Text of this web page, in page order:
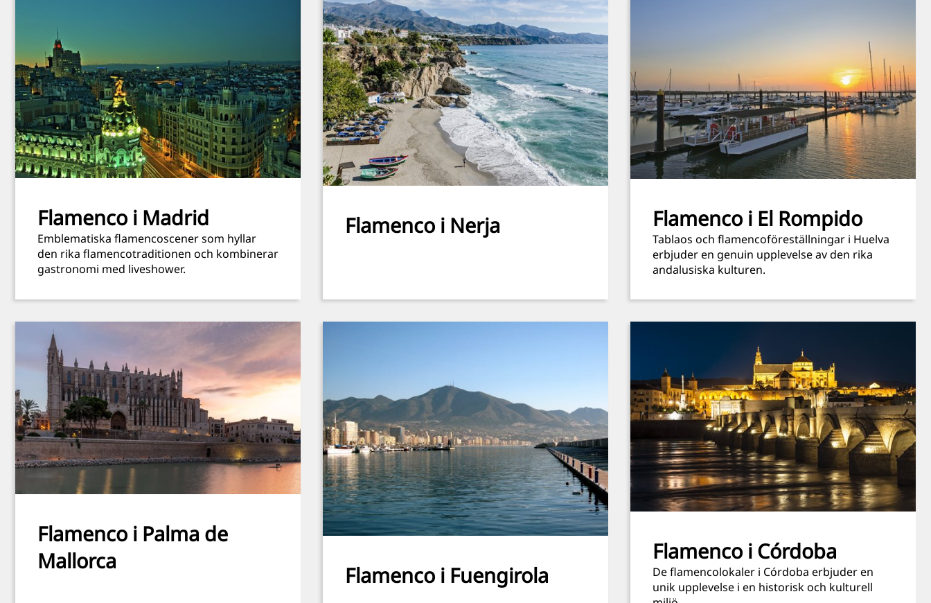
Flamenco i Madrid
Emblematiska flamencoscener som hyllar
den rika flamencotraditionen och kombinerar
gastronomi med liveshower.
Flamenco i Nerja Flamenco i El Rompido
Tablaos och flamencoföreställningar i Huelva
erbjuder en genuin upplevelse av den rika
andalusiska kulturen.
Flamenco i Palma de
Mallorca
Flamenco i Fuengirola
Flamenco i Córdoba
De flamencolokaler i Córdoba erbjuder en
unik upplevelse i en historisk och kulturell